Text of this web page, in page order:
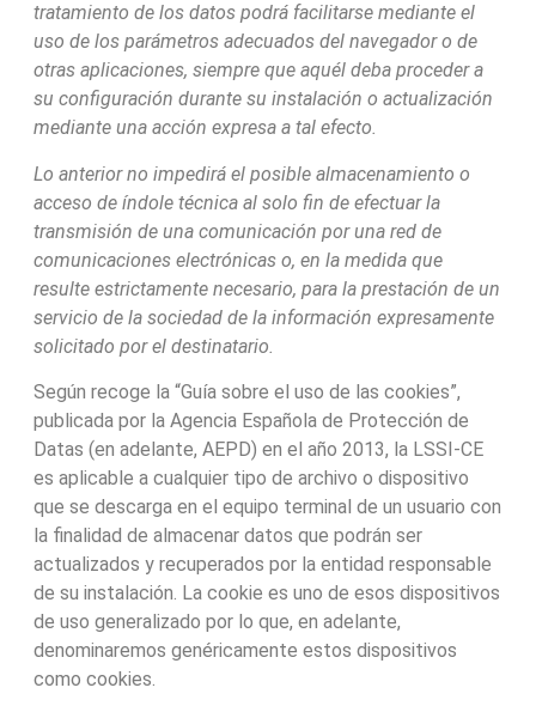
tratamiento de los datos podrá facilitarse mediante el
uso de los parámetros adecuados del navegador o de
otras aplicaciones, siempre que aquél deba proceder a
su configuración durante su instalación o actualización
mediante una acción expresa a tal efecto.
Lo anterior no impedirá el posible almacenamiento o
acceso de índole técnica al solo fin de efectuar la
transmisión de una comunicación por una red de
comunicaciones electrónicas o, en la medida que
resulte estrictamente necesario, para la prestación de un
servicio de la sociedad de la información expresamente
solicitado por el destinatario.
Según recoge la “Guía sobre el uso de las cookies”,
publicada por la Agencia Española de Protección de
Datas (en adelante, AEPD) en el año 2013, la LSSI-CE
es aplicable a cualquier tipo de archivo o dispositivo
que se descarga en el equipo terminal de un usuario con
la finalidad de almacenar datos que podrán ser
actualizados y recuperados por la entidad responsable
de su instalación. La cookie es uno de esos dispositivos
de uso generalizado por lo que, en adelante,
denominaremos genéricamente estos dispositivos
como cookies.